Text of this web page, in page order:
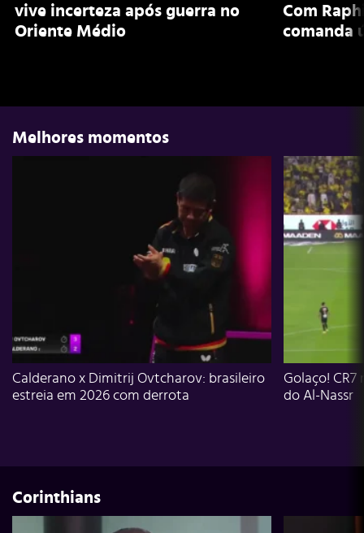
vive incerteza após guerra no
Oriente Médio
Com
comanda
Melhores momentos
Calderano x Dimitrij Ovtcharov: brasileiro
estreia em 2026 com derrota
Golaço!
do Al-Nassr
Corinthians